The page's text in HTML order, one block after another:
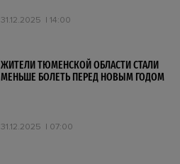
31.12.2025 14:00
ЖИТЕЛИ ТЮМЕНСКОЙ ОБЛАСТИ СТАЛИ
МЕНЬШЕ БОЛЕТЬ ПЕРЕД НОВЫМ ГОДОМ
31.12.2025 07:00